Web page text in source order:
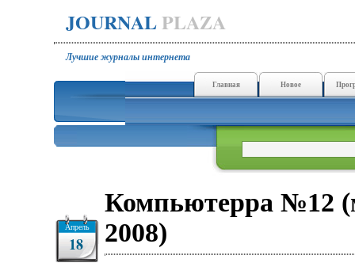
JOURNALPLAZA
Лучшие журналы интернета
Главная Новое
Апрель
18
Компьютерра №12
2008)